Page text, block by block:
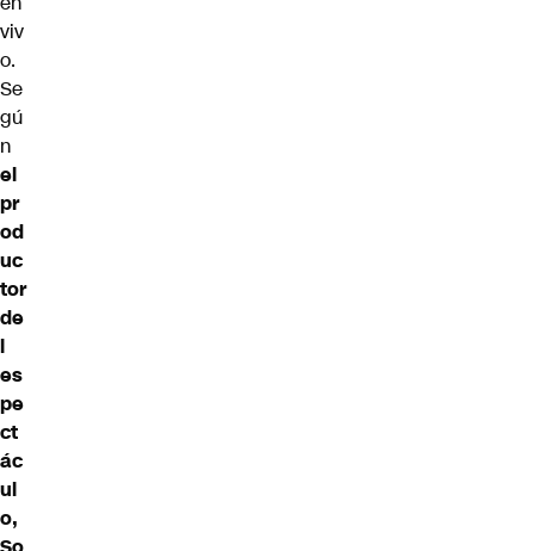
viv
o.
Se
gú
n
el
pr
od
uc
tor
de
l
es
pe
ct
ác
ul
o,